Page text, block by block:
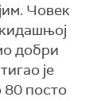
Човек
добри
је
80 посто